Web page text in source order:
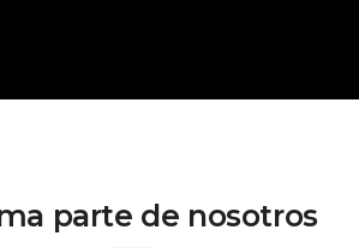
parte de nosotros